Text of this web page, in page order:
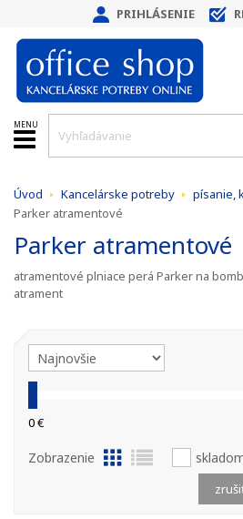
PRIHLÁSENIE
MENU
Úvod Kancelárske potreby písanie,
Parker atramentové
Parker atramentové
atramentové plniace perá Parker na
atrament
0 €
Zobrazenie